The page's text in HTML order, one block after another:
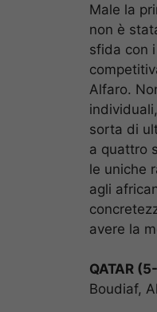
Male la
non è
sfida con
Alfaro.
sorta di
a quattro
le uniche
agli
avere la
QATAR
Boudiaf,